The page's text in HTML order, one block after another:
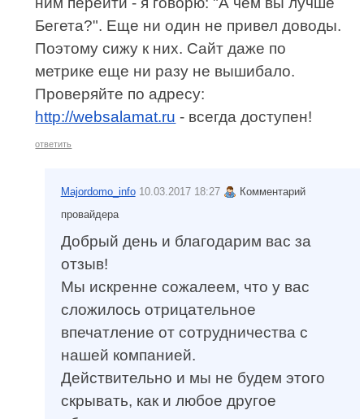
Бегета?". Еще ни один не привел доводы.
Поэтому сижу к них. Сайт даже по
метрике еще ни разу не вышибало.
Проверяйте по адресу:
http://websalamat.ru - всегда доступен!
ответить
Majordomo_info 10.03.2017 18:27
Комментарий
провайдера
Добрый день и благодарим вас за
отзыв!
Мы искренне сожалеем, что у вас
сложилось отрицательное
впечатление от сотрудничества с
нашей компанией.
Действительно и мы не будем этого
скрывать, как и любое другое